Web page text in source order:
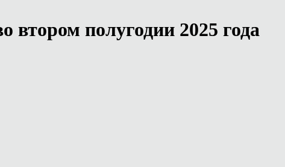
втором полугодии 2025 года